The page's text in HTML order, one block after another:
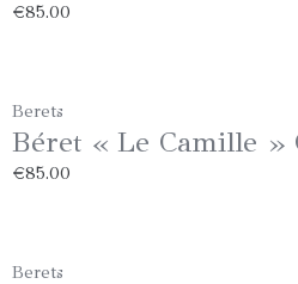
€85.00
Berets
Béret « Le Camille »
€85.00
Berets